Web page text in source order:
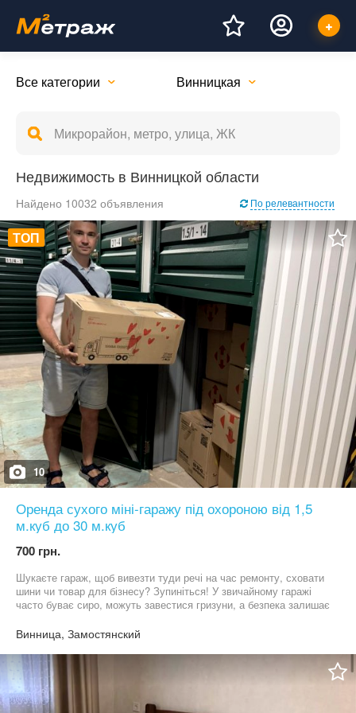
Все категории Винницкая
Недвижимость в Винницкой области
Найдено 10032 объявления По релевантности
ТОП
10
Оренда сухого міні-гаражу під охороною від 1,5
м.куб до 30 м.куб
700 грн.
Шукаєте гараж, щоб вивезти туди речі на час ремонту, сховати
шини чи товар для бізнесу? Зупиніться! У звичайному гаражі
часто буває сиро, можуть завестися гризуни, а безпека залишає
Пропонуємо сучасну альтернативу — оренду індивідуальних
міні-боксів у центрі зберігання «МісцеЄ» у Вінниці (вул.
Академіка Янгеля, 4). Це спеціалізовані камери зберігання
(формат self-storage). Вони створені виключно для безпечного
розміщення майна: ви просто завантажуєте свої коробки, меблі
чи техніку на надійну поверхню боксу, зачиняєте його і не
Винница, Замостянский